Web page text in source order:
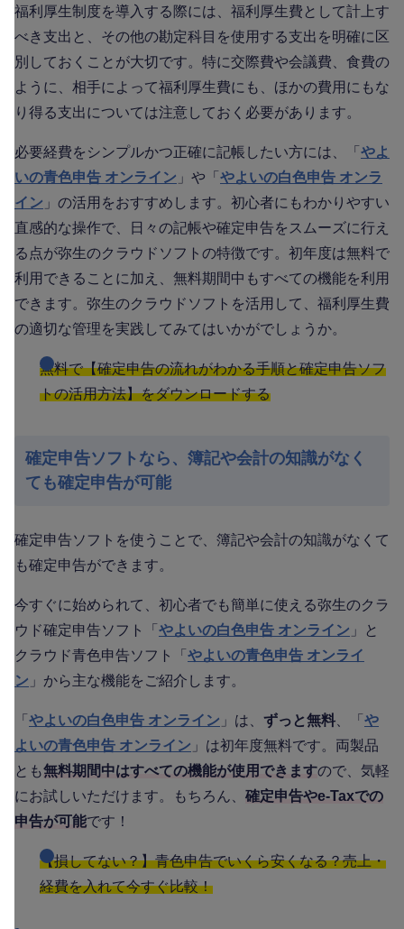
福利厚生制度を導入する際には、福利厚生費として計上す
べき支出と、その他の勘定科目を使用する支出を明確に区
別しておくことが大切です。特に交際費や会議費、食費の
ように、相手によって福利厚生費にも、ほかの費用にもな
り得る支出については注意しておく必要があります。
必要経費をシンプルかつ正確に記帳したい方には、「 やよ
いの青色申告 オンライン 」や「 やよいの白色申告 オンラ
イン 」の活用をおすすめします。初心者にもわかりやすい
直感的な操作で、日々の記帳や確定申告をスムーズに行え
る点が弥生のクラウドソフトの特徴です。初年度は無料で
利用できることに加え、無料期間中もすべての機能を利用
できます。弥生のクラウドソフトを活用して、福利厚生費
の適切な管理を実践してみてはいかがでしょうか。
無料で【確定申告の流れがわかる手順と確定申告ソフ
トの活用方法】をダウンロードする
確定申告ソフトなら、簿記や会計の知識がなく
ても確定申告が可能
確定申告ソフトを使うことで、簿記や会計の知識がなくて
も確定申告ができます。
今すぐに始められて、初心者でも簡単に使える弥生のクラ
ウド確定申告ソフト「 やよいの白色申告 オンライン 」と
クラウド青色申告ソフト「 やよいの青色申告 オンライ
ン 」から主な機能をご紹介します。
「 やよいの白色申告 オンライン 」は、 ずっと無料 、「 や
よいの青色申告 オンライン 」は初年度無料です。両製品
とも無料期間中はすべての機能が使用できますので、気軽
にお試しいただけます。もちろん、 確定申告やe-Taxでの
申告が可能です！
【損してない？】青色申告でいくら安くなる？売上・
経費を入れて今すぐ比較！